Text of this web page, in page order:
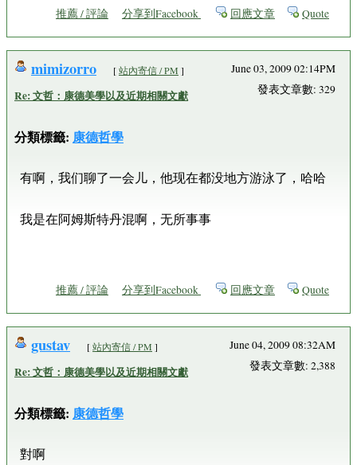
推薦 / 評論 分享到Facebook 回應文章 Quote
mimizorro [站內寄信 / PM ]
Re: 文哲：康德美學以及近期相關文獻
分類標籤: 康德哲學
June 03, 2009 02:14PM
發表文章數: 329
有啊，我们聊了一会儿，他现在都没地方游泳了，哈哈
我是在阿姆斯特丹混啊，无所事事
推薦 / 評論 分享到Facebook 回應文章 Quote
gustav [站內寄信 / PM ]
Re: 文哲：康德美學以及近期相關文獻
分類標籤: 康德哲學
June 04, 2009 08:32AM
發表文章數: 2,388
對啊